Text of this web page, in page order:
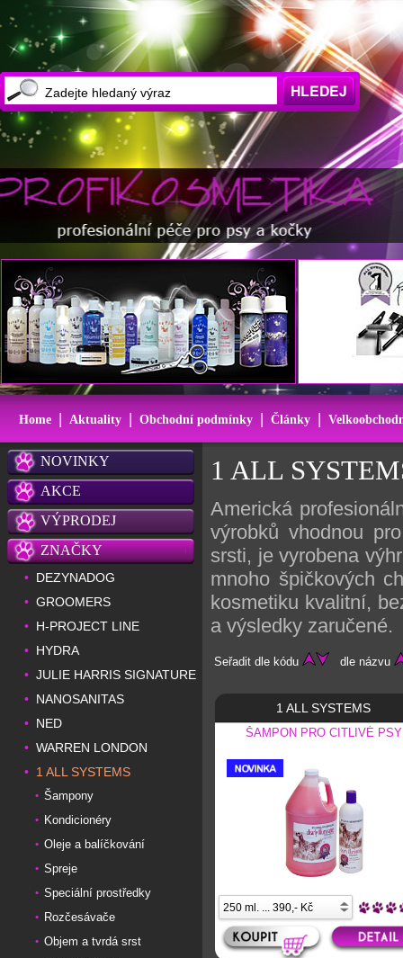
Home | Aktuality | Obchodní podmínky | Články |
NOVINKY
AKCE
VÝPRODEJ
ZNAČKY
• DEZYNADOG
• GROOMERS
• H-PROJECT LINE
• HYDRA
• JULIE HARRIS SIGNATURE
• NANOSANITAS
• NED
• WARREN LONDON
• 1 ALL SYSTEMS
• Šampony
• Kondicionéry
• Oleje a balíčkování
• Spreje
• Speciální prostředky
• Rozčesávače
• Objem a tvrdá srst
1 ALL
Americká
výrobků vhodnou
srsti, je vyrobena
mnoho špičkových
kosmetiku kvalitní,
a výsledky zaručené.
Seřadit dle kódu dle názvu
1 ALL SYSTEMS
ŠAMPON PRO CITLIVÉ PSY